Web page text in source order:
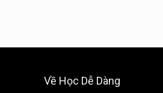
Về Học Dễ Dàng